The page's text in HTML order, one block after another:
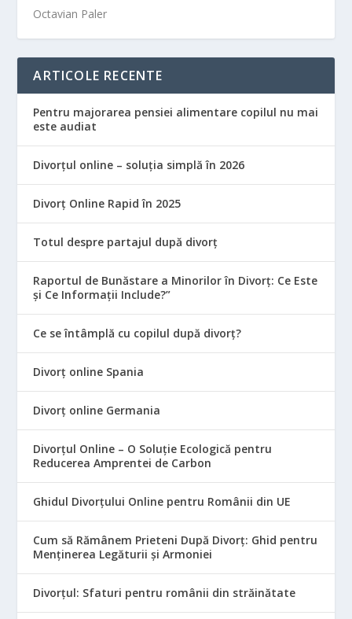
Octavian Paler
ARTICOLE RECENTE
Pentru majorarea pensiei alimentare copilul nu mai
este audiat
Divorțul online – soluția simplă în 2026
Divorț Online Rapid în 2025
Totul despre partajul după divorț
Raportul de Bunăstare a Minorilor în Divorț: Ce Este
și Ce Informații Include?”
Ce se întâmplă cu copilul după divorț?
Divorț online Spania
Divorț online Germania
Divorțul Online – O Soluție Ecologică pentru
Reducerea Amprentei de Carbon
Ghidul Divorțului Online pentru Românii din UE
Cum să Rămânem Prieteni După Divorț: Ghid pentru
Menținerea Legăturii și Armoniei
Divorțul: Sfaturi pentru românii din străinătate